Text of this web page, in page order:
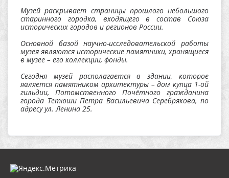
Музей раскрывает страницы прошлого небольшого
старинного городка, входящего в состав Союза
исторических городов и регионов России.
Основной базой научно-исследовательской работы
музея являются исторические памятники, хранящиеся
в музее – его коллекции, фонды.
Сегодня музей располагается в здании, которое
является памятником архитектуры – дом купца 1-ой
гильдии, Потомственного Почётного гражданина
города Тетюши Петра Васильевича Серебрякова, по
адресу ул. Ленина 25.